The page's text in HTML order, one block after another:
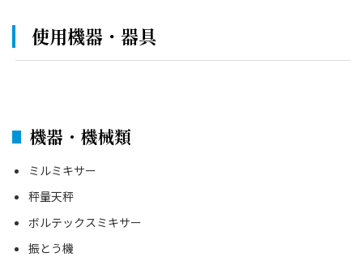
使用機器・器具
機器・機械類
ミルミキサー
秤量天秤
ボルテックスミキサー
振とう機